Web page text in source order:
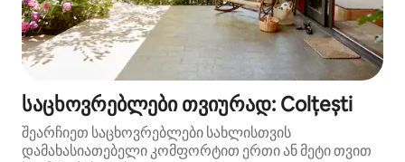
საცხოვრებლები თვიურად: Colțești
შეარჩიეთ საცხოვრებლები სახლისთვის
დამახასიათებელი კომფორტით ერთი ან მეტი თვით